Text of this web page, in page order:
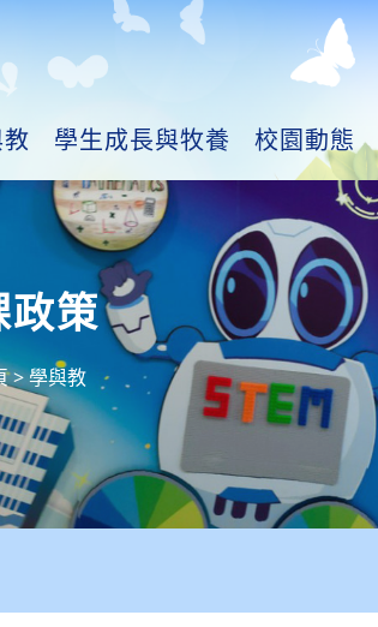
學生成長與牧養 校園動態
政策
>學與教